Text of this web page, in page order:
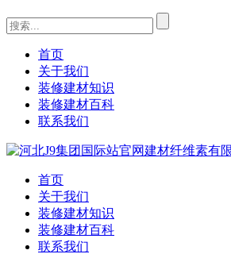
首页
关于我们
装修建材知识
装修建材百科
联系我们
首页
关于我们
装修建材知识
装修建材百科
联系我们